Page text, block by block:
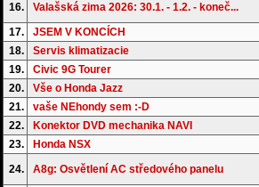
16. Valašská zima 2026: 30.1. - 1.2. - koneč...
17. JSEM V KONCÍCH
18. Servis klimatizacie
19. Civic 9G Tourer
20. Vše o Honda Jazz
21. vaše NEhondy sem :-D
22. Konektor DVD mechanika NAVI
23. Honda NSX
24. A8g: Osvětlení AC středového panelu